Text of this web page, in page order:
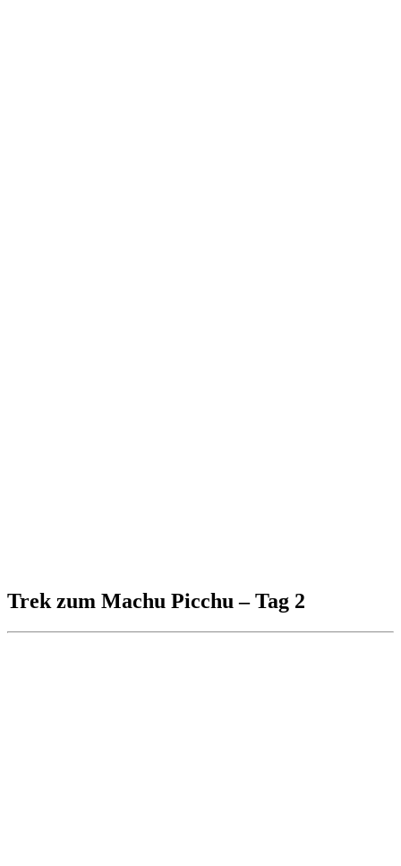
Trek zum Machu Picchu – Tag 2